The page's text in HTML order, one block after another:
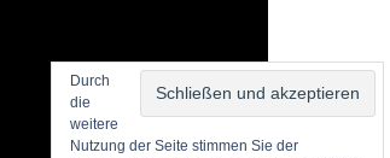
Durch
die
weitere
Nutzung der Seite stimmen Sie der